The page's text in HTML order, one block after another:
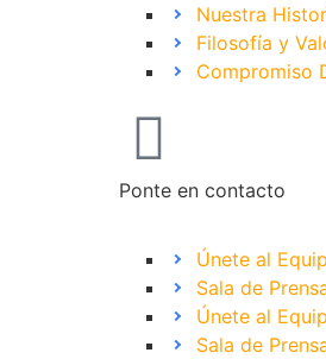
Nuestra
Filosofía y
Compromiso
Ponte en contacto
Únete al
Sala de
Únete al
Sala de